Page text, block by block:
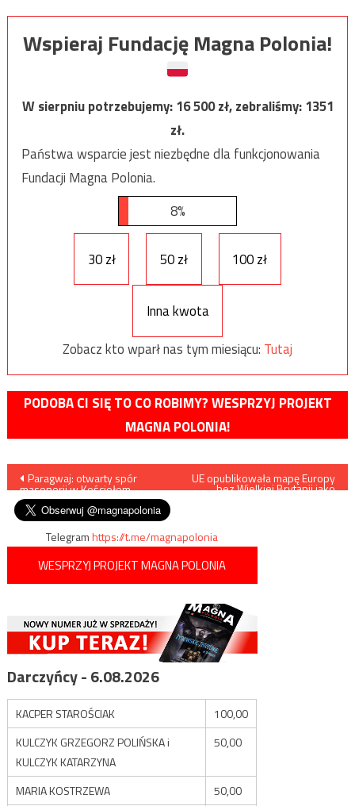
Wspieraj Fundację Magna Polonia!
W sierpniu potrzebujemy:16 500zł, zebraliśmy:1351
zł.
Państwa wsparcie jest niezbędne dla funkcjonowania
Fundacji Magna Polonia.
8%
30 zł 50 zł 100 zł
Inna kwota
Zobacz kto wparł nas tym miesiącu: Tutaj
PODOBA CI SIĘ TO CO ROBIMY? WESPRZYJ PROJEKT
MAGNA POLONIA!
Nawigacja
wpisu
Paragwaj: otwarty spór
masonerii w Kościołem
UE opublikowała mapę Europy
bez Wielkiej Brytanii jako
Telegramhttps://t.me/magnapolonia
WESPRZYJ PROJEKT MAGNA POLONIA
Darczyńcy - 6.08.2026
KACPER STAROŚCIAK
100,00
KULCZYK GRZEGORZ POLIŃSKA i
KULCZYK KATARZYNA
50,00
MARIA KOSTRZEWA 50,00